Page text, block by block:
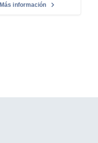
Más información